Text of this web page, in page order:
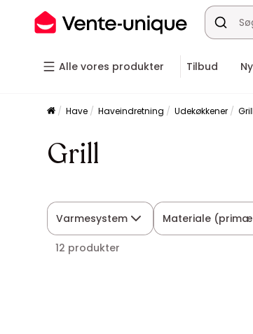
Alle vores produkter Tilbud
Have Haveindretning Udekøkkener Grill
Grill
Varmesystem Materiale
12 produkter